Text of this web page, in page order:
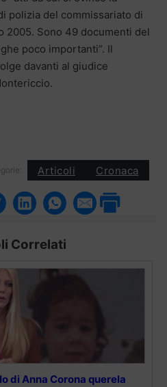
polizia del commissariato di
2005. Sono 49 documenti del
poco importanti”. Il
davanti al giudice
Articoli Cronaca
Correlati
di Anna Corona querela